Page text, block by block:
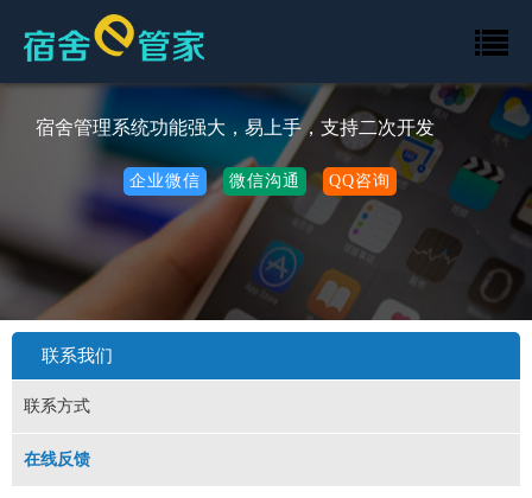
宿舍管理系统功能强大，易上手，支持二次开发
企业微信 微信沟通 QQ咨询
联系我们
联系方式
在线反馈